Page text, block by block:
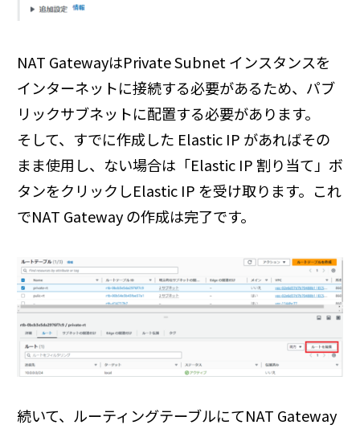
NAT GatewayはPrivate Subnet インスタンスを
インターネットに接続する必要があるため、パブ
リックサブネットに配置する必要があります。
そして、すでに作成した Elastic IP があればその
まま使用し、ない場合は「Elastic IP 割り当て」ボ
タンをクリックしElastic IP を受け取ります。これ
でNAT Gateway の作成は完了です。
続いて、ルーティングテーブルにてNAT Gateway